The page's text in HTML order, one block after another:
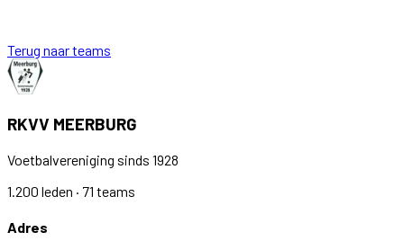
Terug naar teams
RKVV MEERBURG
Voetbalvereniging sinds 1928
1.200 leden · 71 teams
Adres